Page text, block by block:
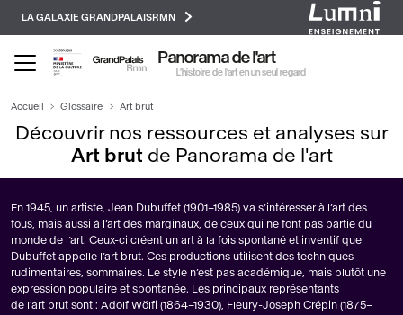
principal
LA GALAXIE GRANDPALAISRMN
Panorama de l'art
L’histoire de l’art en un seul regard
Accueil Glossaire Art brut
Découvrir nos ressources et analyses sur
Art brut de Panorama de l'art
En 1945, un artiste, Jean Dubuffet (1901–1985) va s’intéresser à l’art des
fous, mais aussi à l’art des marginaux, de ceux qui ne font pas partie du
monde de l’art. Ceux-ci créent un art à la fois spontané et inventif que
Dubuffet appelle l’art brut. Ces productions utilisent des techniques
rudimentaires, sommaires. Le style n’est pas académique, mais plutôt une
expression populaire et spontanée. Les principaux représentants
de l’art brut sont : Adolf Wölfi (1864–1930), Fleury-Joseph Crépin (1875–